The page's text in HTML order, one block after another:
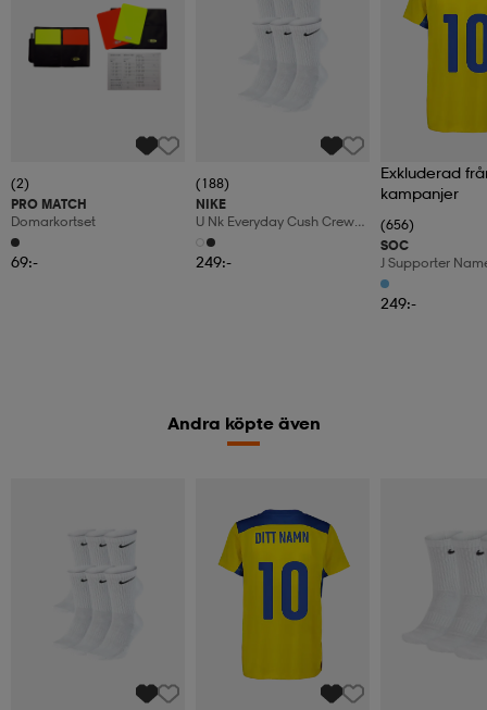
(2)
PRO MATCH
Domarkortset
69:-
(188)
NIKE
U Nk Everyday Cush Crew
6pr-Bd
249:-
Exkluderad
kampanjer
(656)
SOC
J Supporter
249:-
Andra köpte även